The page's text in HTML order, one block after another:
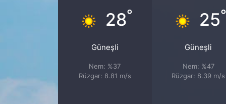
28°
Güneşli
Nem: %37
Rüzgar: 8.81 m/s
25°
Güneşli
Nem: %47
Rüzgar: 8.39 m/s